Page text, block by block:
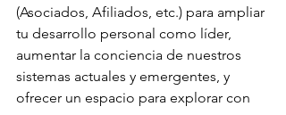
(Asociados, Afiliados, etc.) para ampliar
tu desarrollo personal como líder,
aumentar la conciencia de nuestros
sistemas actuales y emergentes, y
ofrecer un espacio para explorar con